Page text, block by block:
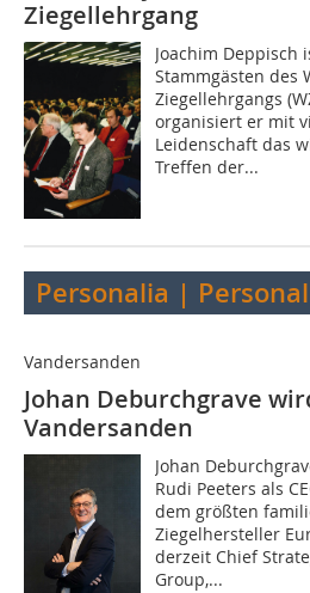
Ziegellehrgang
Joachim Deppisch
Stammgästen des
Ziegellehrgangs
organisiert er mit
Leidenschaft das
Treffen der...
Personalia |
Vandersanden
Johan Deburchgrave
Vandersanden
Johan
Rudi Peeters als
dem größten
Ziegelhersteller
derzeit Chief
Group,...